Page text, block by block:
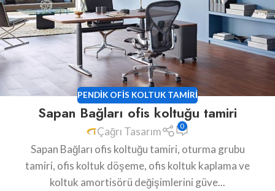
PENDIK OFIS KOLTUK TAMIRI
Sapan Bağları ofis koltuğu tamiri
Çağrı Tasarım 0
Sapan Bağları ofis koltuğu tamiri, oturma grubu
tamiri, ofis koltuk döşeme, ofis koltuk kaplama ve
koltuk amortisörü değişimlerini güve...